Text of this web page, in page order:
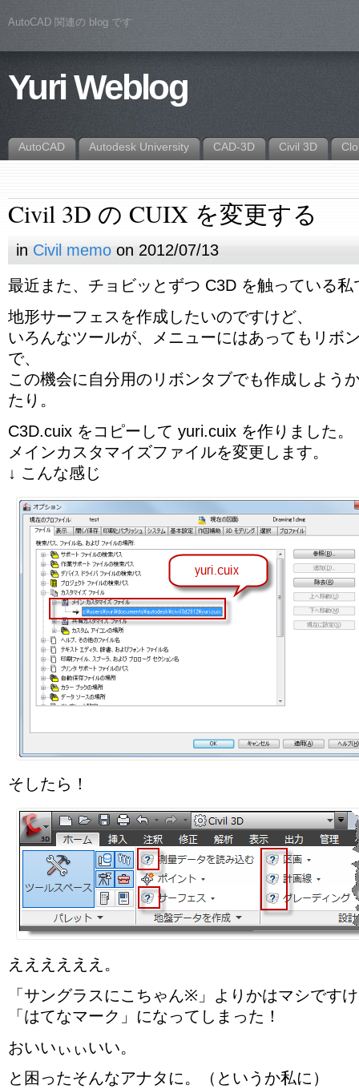
AutoCAD 関連の blog です
Yuri Weblog
AutoCAD Autodesk University CAD-3D Civil 3D
Civil 3D の CUIX を変更する
in Civil memo on 2012/07/13
最近また、チョビッとずつ C3D を触っている私
地形サーフェスを作成したいのですけど、
いろんなツールが、メニューにはあってもリボ
で、
この機会に自分用のリボンタブでも作成しよう
たり。
C3D.cuix をコピーして yuri.cuix を作りました。
メインカスタマイズファイルを変更します。
↓ こんな感じ
そしたら！
ええええええ。
「サングラスにこちゃん※」よりかはマシです
「はてなマーク」になってしまった！
おいいぃぃいい。
と困ったそんなアナタに。（というか私に）